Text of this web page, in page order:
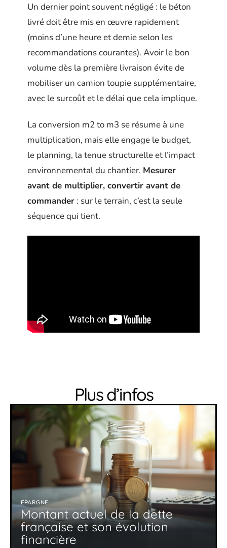
Un dernier point souvent négligé : le béton
livré doit être mis en œuvre rapidement
(moins d’une heure et demie selon les
recommandations courantes). Avoir le bon
volume dès la première livraison évite de
mobiliser un camion toupie supplémentaire,
avec le surcoût et le délai que cela implique.
La conversion m2 to m3 se résume à une
multiplication, mais elle engage le budget,
le planning, la tenue structurelle et l’impact
environnemental du chantier. Mesurer
avant de multiplier, convertir avant de
commander : sur le terrain, c’est la seule
séquence qui tient.
Plus d’infos
ÉPARGNE
Montant actuel de la dette
française et son évolution
financière